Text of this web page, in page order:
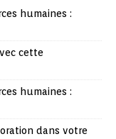
humaines :
cette
humaines :
dans votre